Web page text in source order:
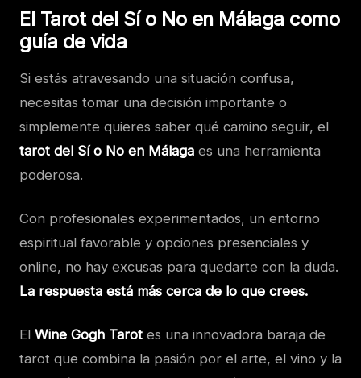
El Tarot del Sí o No en Málaga como
guía de vida
Si estás atravesando una situación confusa,
necesitas tomar una decisión importante o
simplemente quieres saber qué camino seguir, el
tarot del Sí o No en Málaga es una herramienta
poderosa.
Con profesionales experimentados, un entorno
espiritual favorable y opciones presenciales y
online, no hay excusas para quedarte con la duda.
La respuesta está más cerca de lo que crees.
El Wine Gogh Tarot es una innovadora baraja de
tarot que combina la pasión por el arte, el vino y la